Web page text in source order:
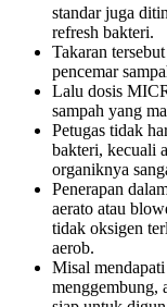
standar juga
refresh bakteri.
Takaran
pencemar
Lalu dosis
sampah yang
Petugas tidak
bakteri, kecuali
organiknya
Penerapan
aerato atau
tidak oksigen
aerob.
Misal
menggembung,